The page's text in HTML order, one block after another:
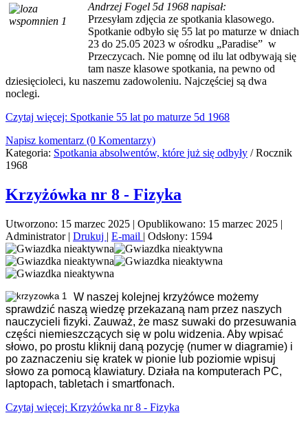
Andrzej Fogel 5d 1968 napisał:
Przesyłam zdjęcia ze spotkania klasowego.
Spotkanie odbyło się 55 lat po maturze w dniach
23 do 25.05 2023 w ośrodku „Paradise” w
Przeczycach. Nie pomnę od ilu lat odbywają się
tam nasze klasowe spotkania, na pewno od
dziesięcioleci, ku naszemu zadowoleniu. Najczęściej są dwa
noclegi.
Czytaj więcej: Spotkanie 55 lat po maturze 5d 1968
Napisz komentarz (0 Komentarzy)
Kategoria: Spotkania absolwentów, które już się odbyły /Rocznik
1968
Krzyżówka nr 8 - Fizyka
Utworzono: 15 marzec 2025 | Opublikowano: 15 marzec 2025 |
Administrator| Drukuj | E-mail | Odsłony: 1594
W naszej kolejnej krzyżówce możemy
sprawdzić naszą wiedzę przekazaną nam przez naszych
nauczycieli fizyki. Zauważ, że masz suwaki do przesuwania
części niemieszczących się w polu widzenia. Aby wpisać
słowo, po prostu kliknij daną pozycję (numer w diagramie) i
po zaznaczeniu się kratek w pionie lub poziomie wpisuj
słowo za pomocą klawiatury. Działa na komputerach PC,
laptopach, tabletach i smartfonach.
Czytaj więcej: Krzyżówka nr 8 - Fizyka